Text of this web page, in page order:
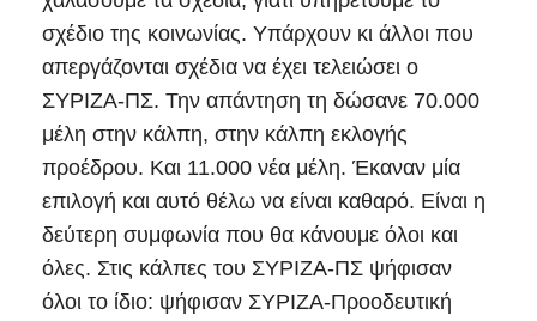
σχέδιο της κοινωνίας. Υπάρχουν κι άλλοι που
απεργάζονται σχέδια να έχει τελειώσει ο
ΣΥΡΙΖΑ-ΠΣ. Την απάντηση τη δώσανε 70.000
μέλη στην κάλπη, στην κάλπη εκλογής
προέδρου. Και 11.000 νέα μέλη. Έκαναν μία
επιλογή και αυτό θέλω να είναι καθαρό. Είναι η
δεύτερη συμφωνία που θα κάνουμε όλοι και
όλες. Στις κάλπες του ΣΥΡΙΖΑ-ΠΣ ψήφισαν
όλοι το ίδιο: ψήφισαν ΣΥΡΙΖΑ-Προοδευτική